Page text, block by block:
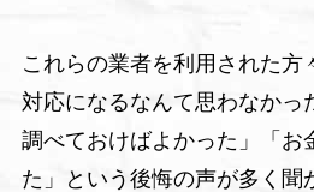
これらの業者を利用された方
対応になるなんて思わなかっ
調べておけばよかった」「お
た」という後悔の声が多く聞